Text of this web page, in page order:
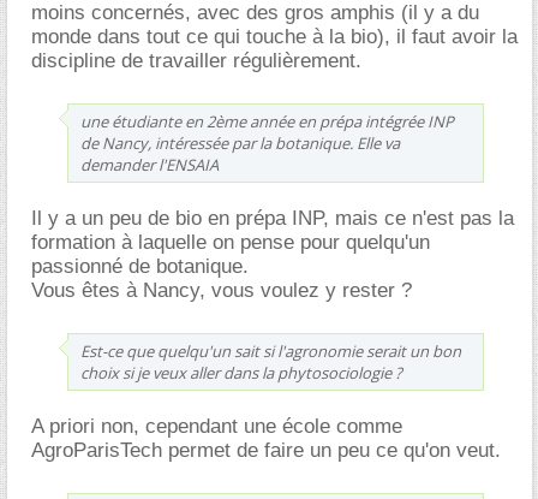
moins concernés, avec des gros amphis (il y a du
monde dans tout ce qui touche à la bio), il faut avoir la
discipline de travailler régulièrement.
une étudiante en 2ème année en prépa intégrée INP
de Nancy, intéressée par la botanique. Elle va
demander l'ENSAIA
Il y a un peu de bio en prépa INP, mais ce n'est pas la
formation à laquelle on pense pour quelqu'un
passionné de botanique.
Vous êtes à Nancy, vous voulez y rester ?
Est-ce que quelqu'un sait si l'agronomie serait un bon
choix si je veux aller dans la phytosociologie ?
A priori non, cependant une école comme
AgroParisTech permet de faire un peu ce qu'on veut.